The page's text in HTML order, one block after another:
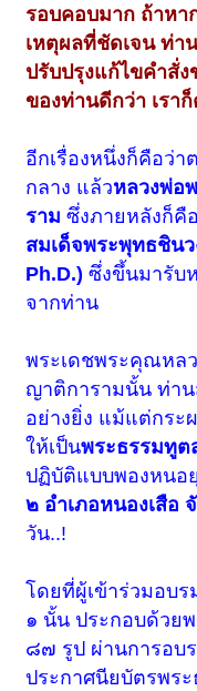
รอบคอบมาก ถ้าหา
เหตุผลที่ชัดเจน ท่า
ปรับปรุงแก้ไขคำสั่
ของท่านดีกว่า เรา
อีกเรื่องหนึ่งก็คือว่
กลาง แล้วหลวงพ่อ
ราม ซึ่งภายหลังก็คื
สมเด็จพระพุทธชิน
Ph.D.) ซึ่งขึ้นมารับ
จากท่าน
พระเดชพระคุณหล
ญาติการามนั้น ท่าน
อย่างยิ่ง แม้แต่กระ
ให้เป็นพระธรรมทูต
ปฏิบัติแบบพองหนอ
๒ อำเภอหนองเสือ
วัน..!
โดยที่ผู้เข้าร่วมอบ
๑ นั้น ประกอบด้วย
๘๗ รูป ผ่านการอบ
ประกาศนียบัตรพร